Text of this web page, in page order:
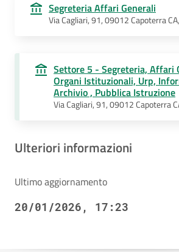
Segreteria Affari Generali
Via Cagliari, 91, 09012 Capoterra
Settore 5 - Segreteria, Affari
Organi Istituzionali, Urp,
Archivio , Pubblica Istruzione
Via Cagliari, 91, 09012 Capoterra
Ulteriori informazioni
Ultimo aggiornamento
20/01/2026, 17:23